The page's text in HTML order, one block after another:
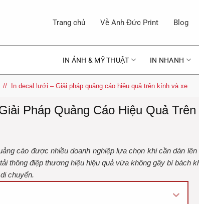
Trang chủ Về Anh Đức Print Blog
IN ẢNH & MỸ THUẬT IN NHANH
/ In decal lưới – Giải pháp quảng cáo hiệu quả trên kính và xe
Pháp Quảng Cáo Hiệu Quả
cáo được nhiều doanh nghiệp lựa chọn khi cần dán
thông điệp thương hiệu hiệu quả vừa không gây bí bách
chuyển.